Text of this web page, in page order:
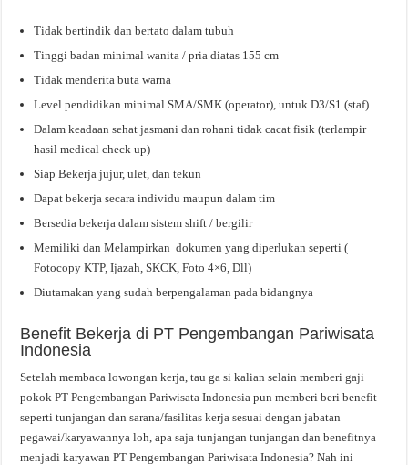
Tidak bertindik dan bertato dalam tubuh
Tinggi badan minimal wanita / pria diatas 155 cm
Tidak menderita buta warna
Level pendidikan minimal SMA/SMK (operator), untuk D3/S1 (staf)
Dalam keadaan sehat jasmani dan rohani tidak cacat fisik (terlampir
hasil medical check up)
Siap Bekerja jujur, ulet, dan tekun
Dapat bekerja secara individu maupun dalam tim
Bersedia bekerja dalam sistem shift / bergilir
Memiliki dan Melampirkan dokumen yang diperlukan seperti (
Fotocopy KTP, Ijazah, SKCK, Foto 4×6, Dll)
Diutamakan yang sudah berpengalaman pada bidangnya
Benefit Bekerja di PT Pengembangan Pariwisata
Indonesia
Setelah membaca lowongan kerja, tau ga si kalian selain memberi gaji
pokok PT Pengembangan Pariwisata Indonesia pun memberi beri benefit
seperti tunjangan dan sarana/fasilitas kerja sesuai dengan jabatan
pegawai/karyawannya loh, apa saja tunjangan tunjangan dan benefitnya
menjadi karyawan PT Pengembangan Pariwisata Indonesia? Nah ini